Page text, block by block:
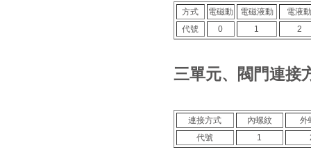
方式 電磁動 電磁液動
電液
代號
0 1 2
三單元、閥門連接
連接方式 內螺紋
外
代號
1